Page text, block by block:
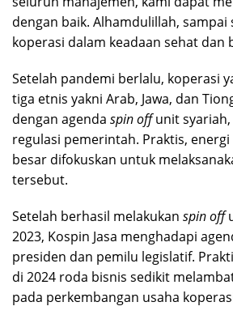
dengan baik. Alhamdulillah, sampai
koperasi dalam keadaan sehat dan
Setelah pandemi berlalu, koperasi
tiga etnis yakni Arab, Jawa, dan
dengan agenda spin offunit
regulasi pemerintah. Praktis,
besar difokuskan untuk
tersebut.
Setelah berhasil melakukan spin off
2023, Kospin Jasa menghadapi
presiden dan pemilu legislatif.
di 2024 roda bisnis sedikit
pada perkembangan usaha